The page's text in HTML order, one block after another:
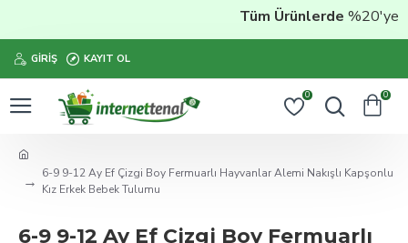
Tüm Ürünlerde%20'ye
GIRIŞ KAYIT OL
0 0
6-9 9-12 Ay Ef Çizgi Boy Fermuarlı Hayvanlar Alemi Nakışlı Kapşonlu
Kız Erkek Bebek Tulumu
6-9 9-12 Ay Ef Çizgi Boy Fermuarlı